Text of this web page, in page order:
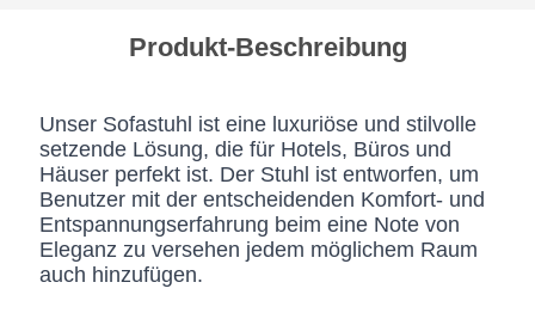
Produkt-Beschreibung
Unser Sofastuhl ist eine luxuriöse und stilvolle
setzende Lösung, die für Hotels, Büros und
Häuser perfekt ist. Der Stuhl ist entworfen, um
Benutzer mit der entscheidenden Komfort- und
Entspannungserfahrung beim eine Note von
Eleganz zu versehen jedem möglichem Raum
auch hinzufügen.